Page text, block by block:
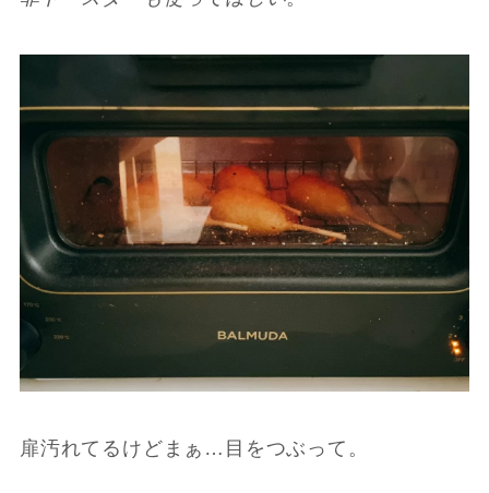
扉汚れてるけどまぁ…目をつぶって。